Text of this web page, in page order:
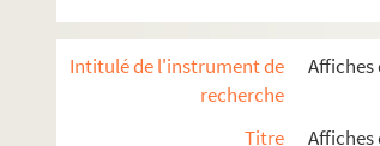
Intitulé de l'instrument de
recherche
Affiches
Titre
Affiches
4-AFF-002542-(75). Mes
4-AFF-002542-(76).